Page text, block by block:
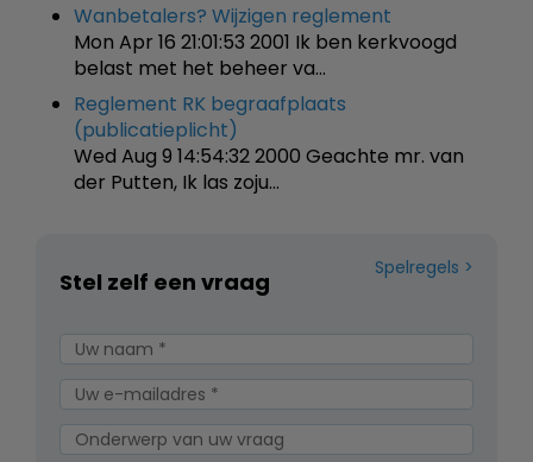
Wanbetalers? Wijzigen reglement
Mon Apr 16 21:01:53 2001 Ik ben kerkvoogd
belast met het beheer va…
Reglement RK begraafplaats
(publicatieplicht)
Wed Aug 9 14:54:32 2000 Geachte mr. van
der Putten, Ik las zoju…
Spelregels
Stel zelf een vraag